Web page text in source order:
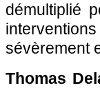
démultiplié
sévèrement
Thomas